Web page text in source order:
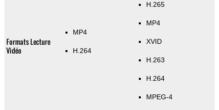
Formats Lecture
Vidéo
MP4
H.264
H.265
MP4
XVID
H.263
H.264
MPEG-4